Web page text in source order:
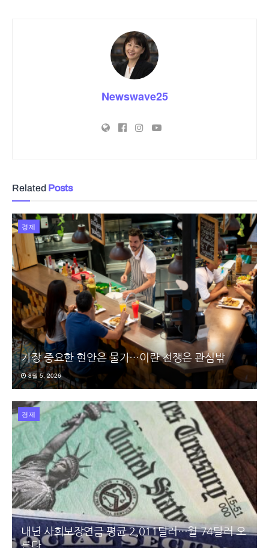
Newswave25
Related Posts
경제
가장 중요한 현안은 물가…이란 전쟁은 관심밖
8월 5, 2026
경제
내년 사회보장연금 평균 2,011달러…월 74달러 오
른다